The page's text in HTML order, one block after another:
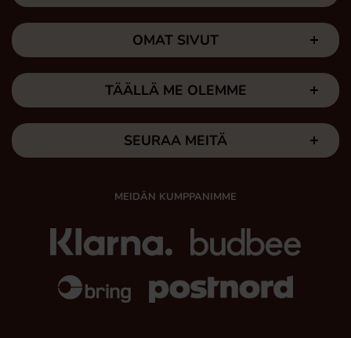
OMAT SIVUT
TÄÄLLÄ ME OLEMME
SEURAA MEITÄ
MEIDÄN KUMPPANIMME